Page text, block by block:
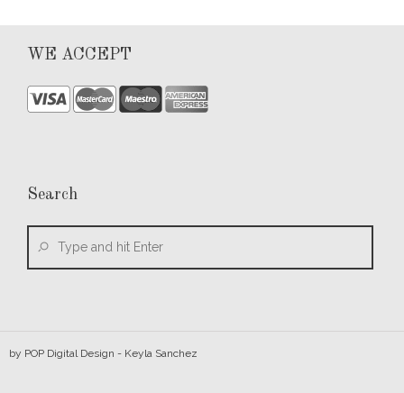
WE ACCEPT
Search
by POP Digital Design - Keyla Sanchez